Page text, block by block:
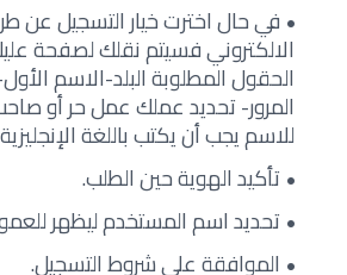
في حال اخترت خيار التسجيل عن
الالكتروني فسيتم نقلك لصفحة
الحقول المطلوبة البلد-الاسم
المرور- تحديد عملك عمل حر أو
للاسم يجب أن يكتب باللغة
تأكيد الهوية حين الطلب.
تحديد اسم المستخدم ليظهر
الموافقة على شروط التسجيل.